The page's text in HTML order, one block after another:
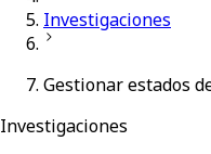
Investigaciones
Gestionar estados
Investigaciones